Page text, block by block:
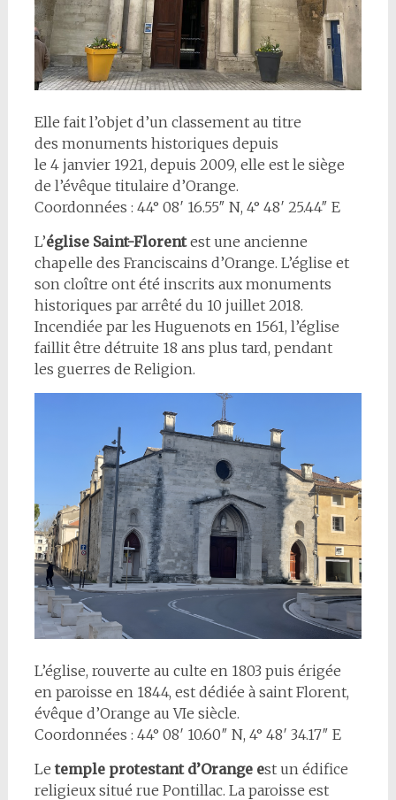
Elle fait l’objet d’un classement au titre
des monuments historiques depuis
le 4 janvier 1921, depuis 2009, elle est le siège
de l’évêque titulaire d’Orange.
Coordonnées : 44° 08′ 16.55″ N, 4° 48′ 25.44″ E
L’église Saint-Florentest une ancienne
chapelle des Franciscains d’Orange. L’église et
son cloître ont été inscrits aux monuments
historiques par arrêté du 10 juillet 2018.
Incendiée par les Huguenots en 1561, l’église
faillit être détruite 18 ans plus tard, pendant
les guerres de Religion.
L’église, rouverte au culte en 1803 puis érigée
en paroisse en 1844, est dédiée à saint Florent,
évêque d’Orange au VIe siècle.
Coordonnées : 44° 08′ 10.60″ N, 4° 48′ 34.17″ E
Le temple protestant d’Orange est un édifice
religieux situé rue Pontillac. La paroisse est